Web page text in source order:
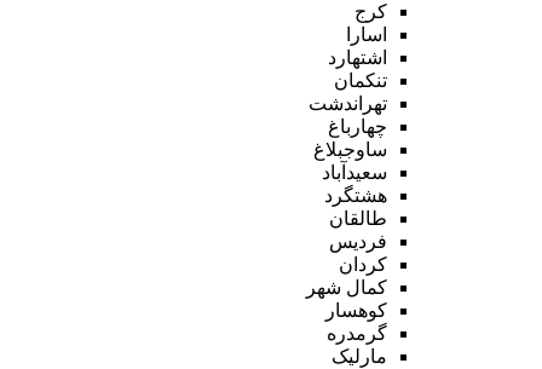
کرج
اسارا
اشتهارد
تنکمان
تهراندشت
چهارباغ
ساوجبلاغ
سعیدآباد
هشتگرد
طالقان
فردیس
کردان
کمال شهر
کوهسار
گرمدره
مارلیک